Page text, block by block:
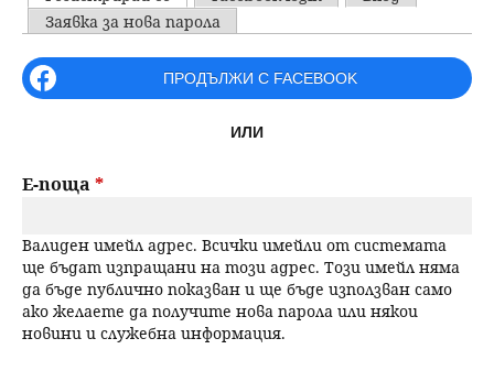
н
ю
ъ
р
е
н
е
u
P
r
i
a
y
t
a
Заявка за нова парола
ПРОДЪЛЖИ С FACEBOOK
ИЛИ
Е-поща *
Валиден имейл адрес. Всички имейли от системата
ще бъдат изпращани на този адрес. Този имейл няма
да бъде публично показван и ще бъде използван само
ако желаете да получите нова парола или някои
новини и служебна информация.